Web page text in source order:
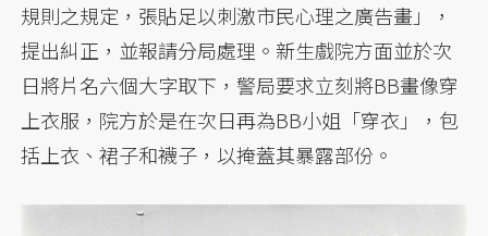
規則之規定，張貼足以刺激市民心理之廣告畫」，
提出糾正，並報請分局處理。新生戲院方面並於次
日將片名六個大字取下，警局要求立刻將BB畫像穿
上衣服，院方於是在次日再為BB小姐「穿衣」，包
括上衣、裙子和襪子，以掩蓋其暴露部份。